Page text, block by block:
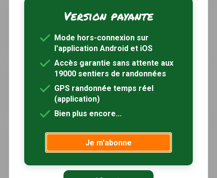
Circuit d'Orchaiseà 4km
0 km
Des bois d'Orchaiseà 4km
Orchaise, Loir-et-Cher (41)
7.5 km
Circuit 1 de Chouzy-sur-Cisse
Chouzy-sur-Cisse, Loir-et-Cher (41)
1h20
Version payante
Mode hors-connexion sur
l'application Android et iOS
Accès garantie sans attente aux
19000 sentiers de randonnées
GPS randonnée temps réel
(application)
Bien plus encore...
Je m'abonne